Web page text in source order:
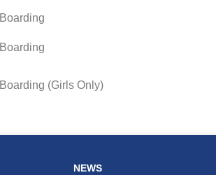
Boarding
Boarding
Boarding (Girls Only)
NEWS